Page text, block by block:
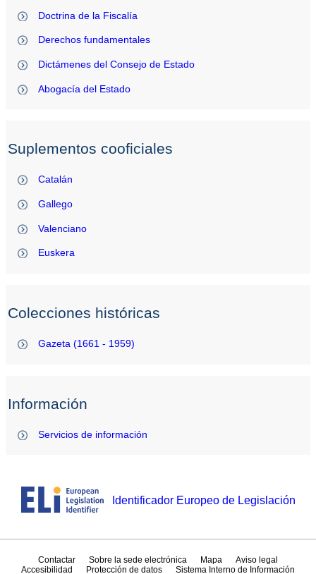
Doctrina de la Fiscalía
Derechos fundamentales
Dictámenes del Consejo de Estado
Abogacía del Estado
Suplementos cooficiales
Catalán
Gallego
Valenciano
Euskera
Colecciones históricas
Gazeta (1661 - 1959)
Información
Servicios de información
Identificador Europeo de Legislación
Contactar Sobre la sede electrónica Mapa
Aviso legal
Accesibilidad
Protección de datos Sistema Interno de Información